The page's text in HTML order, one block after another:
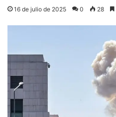
16 de julio de 2025 0 28